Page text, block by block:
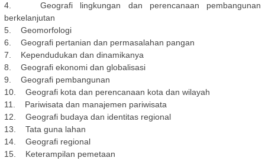
4. Geografi lingkungan dan perencanaan pembangunan
berkelanjutan
5. Geomorfologi
6. Geografi pertanian dan permasalahan pangan
7. Kependudukan dan dinamikanya
8. Geografi ekonomi dan globalisasi
9. Geografi pembangunan
10. Geografi kota dan perencanaan kota dan wilayah
11. Pariwisata dan manajemen pariwisata
12. Geografi budaya dan identitas regional
13. Tata guna lahan
14. Geografi regional
15. Keterampilan pemetaan